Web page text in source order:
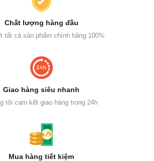
Chất lượng hàng đầu
tất cả sản phẩm chính hãng 100%
Giao hàng siêu nhanh
tôi cam kết giao hàng trong 24h
Mua hàng tiết kiệm